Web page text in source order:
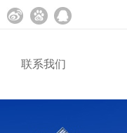
联系我们